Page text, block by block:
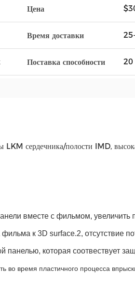
Цена
Время доставки
Поставка способности 20
LKM сердечника/полости IMD,
вместе с фильмом, увеличить
фильма к 3D surface.2, отсутствие
панелью, которая соотвествует
во время пластичного процесса